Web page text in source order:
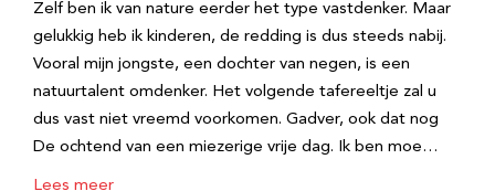
Zelf ben ik van nature eerder het type vastdenker. Maar
gelukkig heb ik kinderen, de redding is dus steeds nabij.
Vooral mijn jongste, een dochter van negen, is een
natuurtalent omdenker. Het volgende tafereeltje zal u
dus vast niet vreemd voorkomen. Gadver, ook dat nog
De ochtend van een miezerige vrije dag. Ik ben moe…
Lees meer